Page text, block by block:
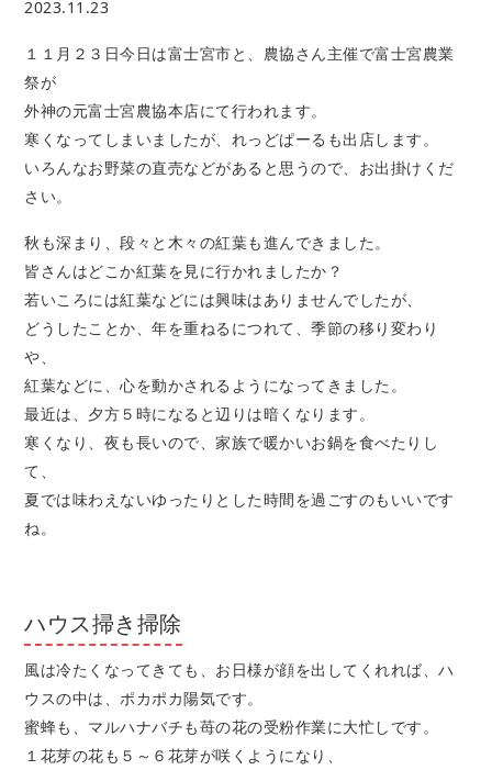
2023.11.23
１１月２３日今日は富士宮市と、農協さん主催で富士宮農業
祭が
外神の元富士宮農協本店にて行われます。
寒くなってしまいましたが、れっどぱーるも出店します。
いろんなお野菜の直売などがあると思うので、お出掛けくだ
さい。
秋も深まり、段々と木々の紅葉も進んできました。
皆さんはどこか紅葉を見に行かれましたか？
若いころには紅葉などには興味はありませんでしたが、
どうしたことか、年を重ねるにつれて、季節の移り変わり
や、
紅葉などに、心を動かされるようになってきました。
最近は、夕方５時になると辺りは暗くなります。
寒くなり、夜も長いので、家族で暖かいお鍋を食べたりし
て、
夏では味わえないゆったりとした時間を過ごすのもいいです
ね。
ハウス掃き掃除
風は冷たくなってきても、お日様が顔を出してくれれば、ハ
ウスの中は、ポカポカ陽気です。
蜜蜂も、マルハナバチも苺の花の受粉作業に大忙しです。
１花芽の花も５～６花芽が咲くようになり、